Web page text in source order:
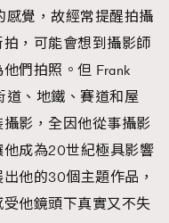
感覺，故經常提醒拍攝
，可能會想到攝影師
們拍照。但 Frank
道、地鐵、賽道和屋
影，全因他從事攝影
成為20世紀極具影響
他的30個主題作品，
他鏡頭下真實又不失